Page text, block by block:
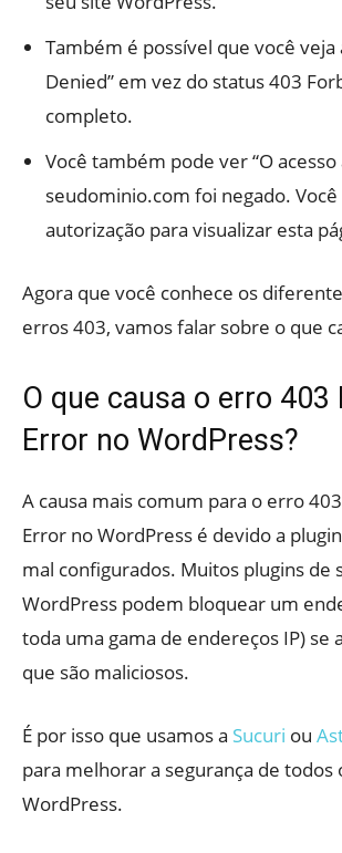
Também é possível que você veja
Denied” em vez do status 403
completo.
Você também pode ver “O acesso
seudominio.com foi negado.
autorização para visualizar esta
Agora que você conhece os
erros 403, vamos falar sobre o que
O que causa o erro 403
Error no WordPress?
A causa mais comum para o erro
Error no WordPress é devido a
mal configurados. Muitos plugins de
WordPress podem bloquear um
toda uma gama de endereços IP) se
que são maliciosos.
É por isso que usamos a Sucuri ou
para melhorar a segurança de todos
WordPress.